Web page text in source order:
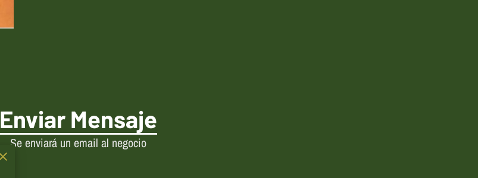
Enviar Mensaje
Se enviará un email al negocio